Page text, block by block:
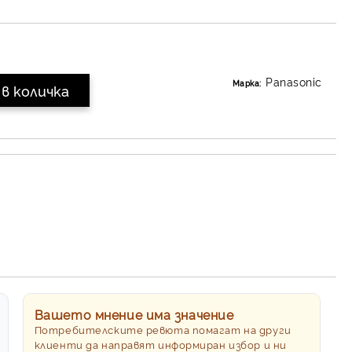
Марка: Panasonic
Вашето мнение има значение
Потребителските ревюта помагат на други
клиенти да направят информиран избор и ни